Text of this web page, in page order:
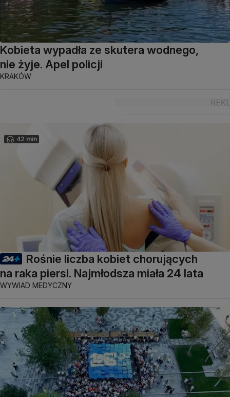
Kobieta wypadła ze skutera wodnego,
nie żyje. Apel policji
KRAKÓW
42 min
Rośnie liczba kobiet chorujących
na raka piersi. Najmłodsza miała 24 lata
WYWIAD MEDYCZNY